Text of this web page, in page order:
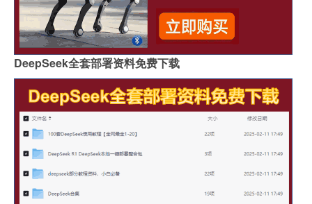
DeepSeek全套部署资料免费下载